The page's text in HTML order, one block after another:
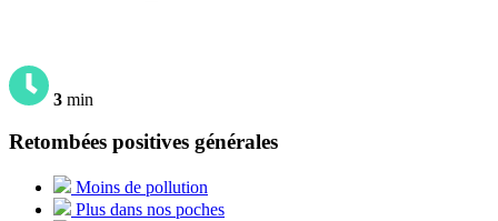
3 min
Retombées positives générales
Moins de pollution
Plus dans nos poches